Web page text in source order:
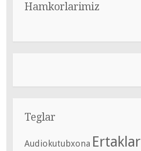
Hamkorlarimiz
Teglar
Audiokutubxona Ertaklar